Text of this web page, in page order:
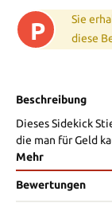
P
Sie
diese
Beschreibung
Dieses Sidekick
die man für Geld
Mehr
Bewertungen